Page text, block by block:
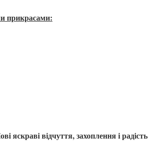
прикрасами:
яскраві відчуття, захоплення і радість